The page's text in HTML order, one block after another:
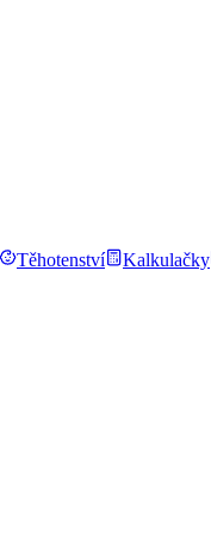
Těhotenství Kalkulačky